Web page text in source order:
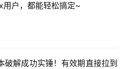
户，都能轻松搞定~
解成功实锤！有效期直接拉到